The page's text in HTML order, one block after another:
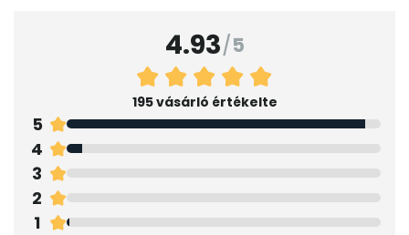
4.93/5
195 vásárló értékelte
5
4
3
2
1